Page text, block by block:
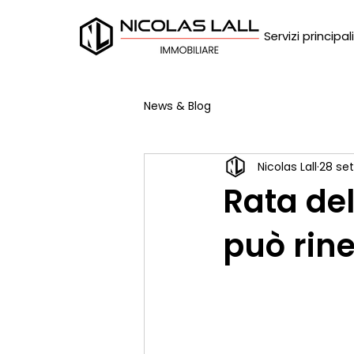
Servizi principali
News & Blog
Rata
può
Nicolas Lall 28